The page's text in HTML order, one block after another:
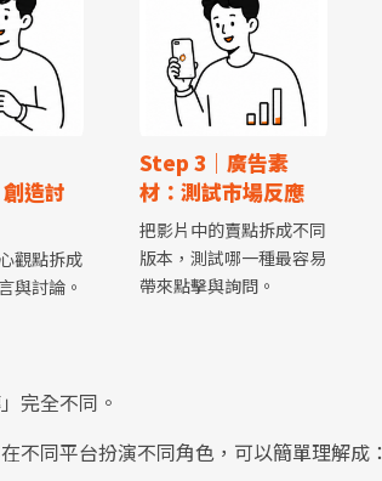
造討
觀點拆成
與討論。
Step 3｜廣告素
材：測試市場反應
把影片中的賣點拆成不同
版本，測試哪一種最容易
帶來點擊與詢問。
完全不同。
不同平台扮演不同角色，可以簡單理解成：